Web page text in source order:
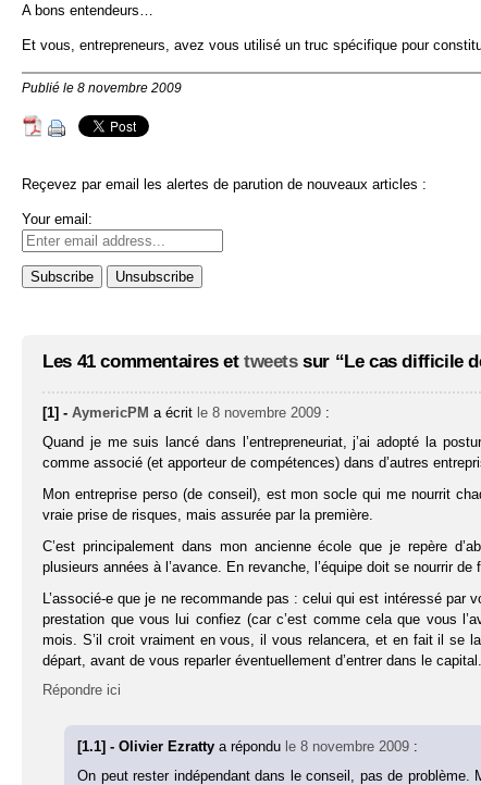
A bons entendeurs…
Et vous, entrepreneurs, avez vous utilisé un truc spécifique pour
Publié le 8 novembre 2009
Reçevez par email les alertes de parution de nouveaux articles :
Your email:
Les 41 commentaires et tweetssur “Le cas difficile
[1] -AymericPM a écrit le 8 novembre 2009 :
Quand je me suis lancé dans l’entrepreneuriat, j’ai adopté la
comme associé (et apporteur de compétences) dans d’autres
Mon entreprise perso (de conseil), est mon socle qui me nourrit
vraie prise de risques, mais assurée par la première.
C’est principalement dans mon ancienne école que je repère
plusieurs années à l’avance. En revanche, l’équipe doit se nourrir
L’associé-e que je ne recommande pas : celui qui est intéressé par
prestation que vous lui confiez (car c’est comme cela que vous
mois. S’il croit vraiment en vous, il vous relancera, et en fait il se
départ, avant de vous reparler éventuellement d’entrer dans le
Répondre ici
[1.1] - Olivier Ezrattya répondu le 8 novembre 2009 :
On peut rester indépendant dans le conseil, pas de problème.